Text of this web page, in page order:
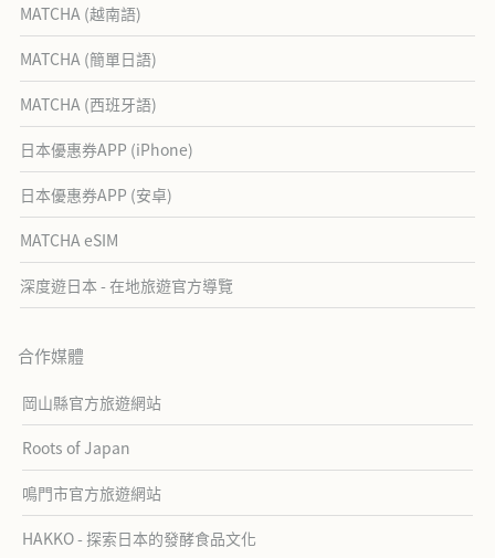
MATCHA (越南語)
MATCHA (簡單日語)
MATCHA (西班牙語)
日本優惠券APP (iPhone)
日本優惠券APP (安卓)
MATCHA eSIM
深度遊日本 - 在地旅遊官方導覽
合作媒體
岡山縣官方旅遊網站
Roots of Japan
鳴門市官方旅遊網站
HAKKO - 探索日本的發酵食品文化